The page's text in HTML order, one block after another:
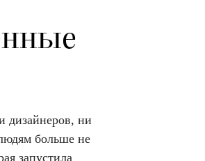
дизайнеров, ни
больше не
запустила